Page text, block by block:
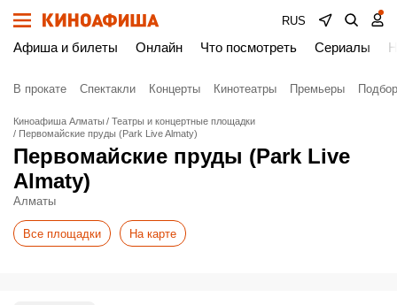
RUS
Афиша и билеты Онлайн Что посмотреть Сериалы
В прокате Спектакли Концерты Кинотеатры Премьеры
Киноафиша Алматы
Театры и концертные площадки
Первомайские пруды (Park Live Almaty)
Первомайские пруды (Park Live
Almaty)
Алматы
Все площадки На карте